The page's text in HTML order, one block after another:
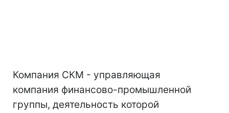
Компания СКМ - управляющая
компания финансово-промышленной
группы, деятельность которой